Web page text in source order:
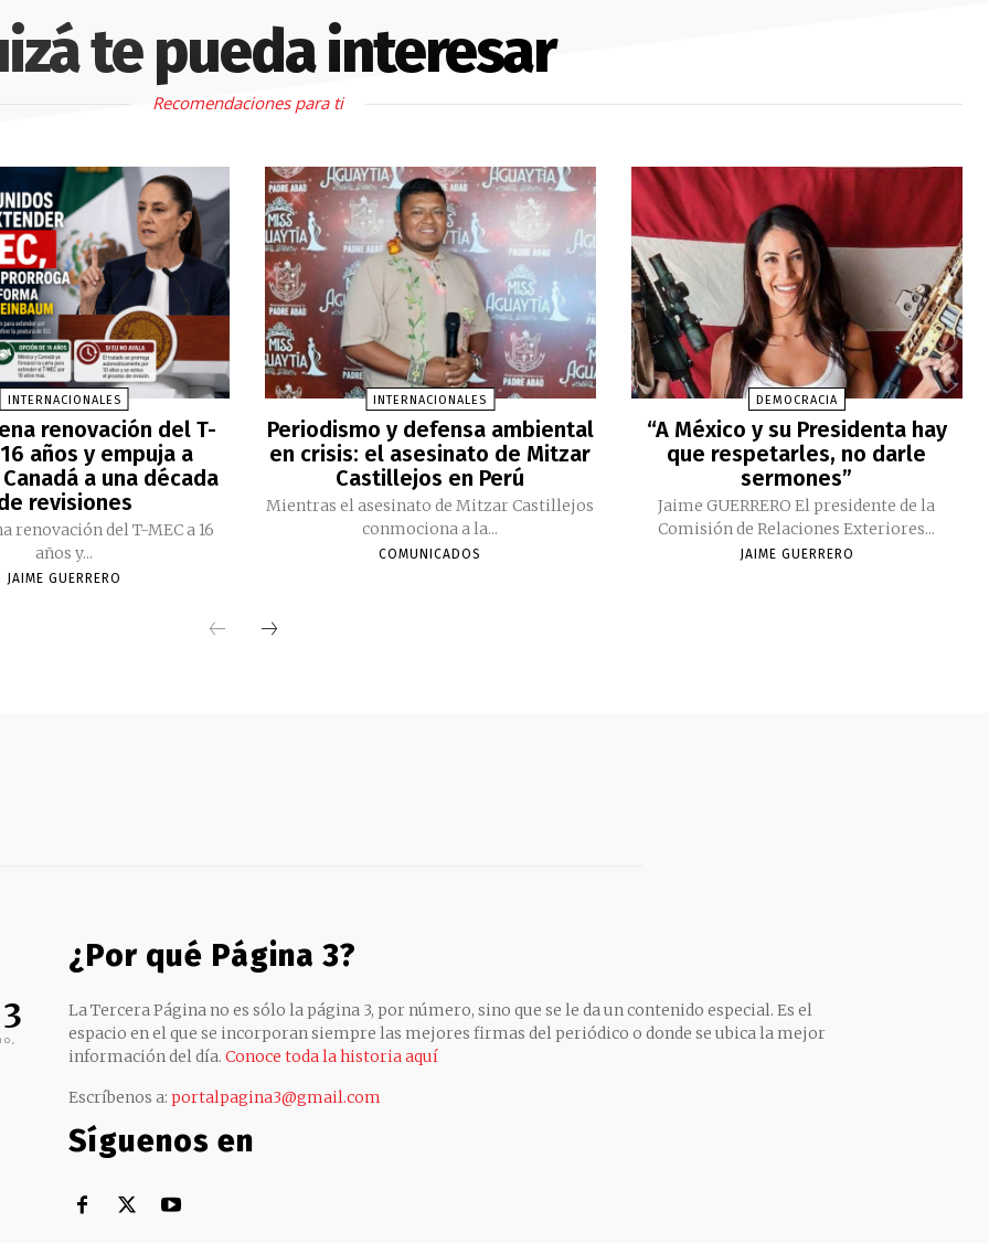
te pueda interesar
Recomendaciones para ti
INTERNACIONALES
renovación del T-
16 años y empuja a
a una década
revisiones
renovación del T-MEC a 16
años y...
JAIME GUERRERO
INTERNACIONALES
Periodismo y defensa ambiental
en crisis: el asesinato de Mitzar
Castillejos en Perú
Mientras el asesinato de Mitzar Castillejos
conmociona a la...
COMUNICADOS
DEMOCRACIA
“A México y su Presidenta hay
que respetarles, no darle
sermones”
Jaime GUERRERO El presidente de la
Comisión de Relaciones Exteriores...
JAIME GUERRERO
¿Por qué Página 3?
La Tercera Página no es sólo la página 3, por número, sino que se le da un contenido especial. Es el
espacio en el que se incorporan siempre las mejores firmas del periódico o donde se ubica la mejor
información del día. Conoce toda la historia aquí
Escríbenos a: portalpagina3@gmail.com
Síguenos en